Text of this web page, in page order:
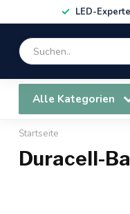
LED-
Alle Kategorien
Startseite
Duracell-